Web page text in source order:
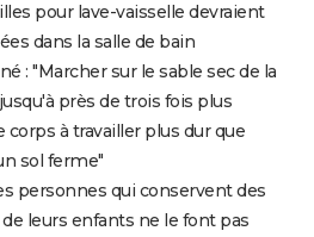
pour lave-vaisselle devraient
dans la salle de bain
: "Marcher sur le sable sec de la
près de trois fois plus
corps à travailler plus dur que
sol ferme"
personnes qui conservent des
leurs enfants ne le font pas